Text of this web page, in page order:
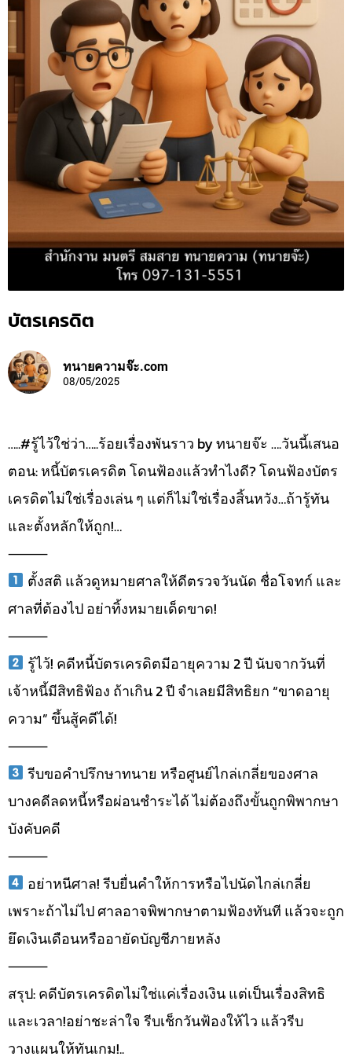
บัตรเครดิต
ทนายความจ๊ะ.com
08/05/2025
…..#รู้ไว้ใช่ว่า…..ร้อยเรื่องพันราว by ทนายจ๊ะ ….วันนี้เสนอ
ตอน: หนี้บัตรเครดิต โดนฟ้องแล้วทำไงดี? โดนฟ้องบัตร
เครดิตไม่ใช่เรื่องเล่น ๆ แต่ก็ไม่ใช่เรื่องสิ้นหวัง…ถ้ารู้ทัน
และตั้งหลักให้ถูก!…
⸻
ตั้งสติ แล้วดูหมายศาลให้ดีตรวจวันนัด ชื่อโจทก์ และ
ศาลที่ต้องไป อย่าทิ้งหมายเด็ดขาด!
⸻
รู้ไว้! คดีหนี้บัตรเครดิตมีอายุความ 2 ปี นับจากวันที่
เจ้าหนี้มีสิทธิฟ้อง ถ้าเกิน 2 ปี จำเลยมีสิทธิยก “ขาดอายุ
ความ” ขึ้นสู้คดีได้!
⸻
รีบขอคำปรึกษาทนาย หรือศูนย์ไกล่เกลี่ยของศาล
บางคดีลดหนี้หรือผ่อนชำระได้ ไม่ต้องถึงขั้นถูกพิพากษา
บังคับคดี
⸻
อย่าหนีศาล! รีบยื่นคำให้การหรือไปนัดไกล่เกลี่ย
เพราะถ้าไม่ไป ศาลอาจพิพากษาตามฟ้องทันที แล้วจะถูก
ยึดเงินเดือนหรืออายัดบัญชีภายหลัง
⸻
สรุป: คดีบัตรเครดิตไม่ใช่แค่เรื่องเงิน แต่เป็นเรื่องสิทธิ
และเวลา!อย่าชะล่าใจ รีบเช็กวันฟ้องให้ไว แล้วรีบ
วางแผนให้ทันเกม!..